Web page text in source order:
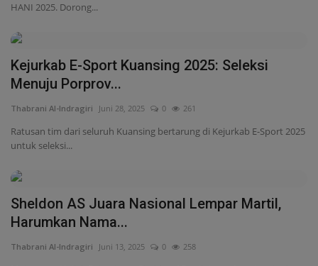
HANI 2025. Dorong...
Kejurkab E-Sport Kuansing 2025: Seleksi
Menuju Porprov...
Thabrani Al-Indragiri Juni 28, 2025 0 261
Ratusan tim dari seluruh Kuansing bertarung di Kejurkab E-Sport 2025
untuk seleksi...
Sheldon AS Juara Nasional Lempar Martil,
Harumkan Nama...
Thabrani Al-Indragiri Juni 13, 2025 0 258